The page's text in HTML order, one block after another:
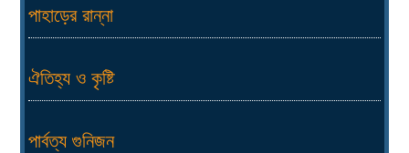
পাহাড়ের রান্না
ঐতিহ্য ও কৃষ্টি
পার্বত্য গুনিজন